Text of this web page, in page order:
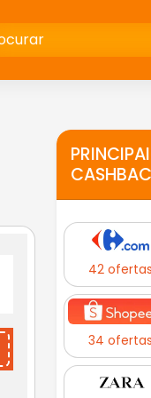
42 ofertas
34 ofertas